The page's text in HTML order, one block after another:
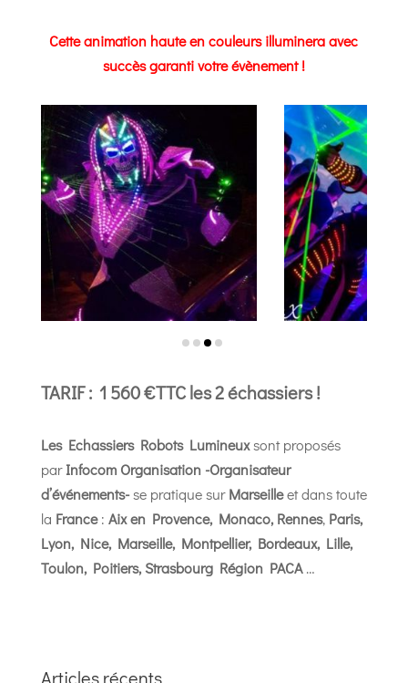
Cette animation haute en couleurs illuminera avec
succès garanti votre évènement !
TARIF : 1 560 €TTC les 2 échassiers !
Les EchassiersRobots Lumineuxsont proposés
parInfocom Organisation -Organisateur
d’événements-se pratique surMarseilleet dans toute
la France: Aix en Provence, Monaco, Rennes, Paris,
Lyon, Nice, Marseille, Montpellier, Bordeaux, Lille,
Toulon, Poitiers, Strasbourg Région PACA…
Articles récents